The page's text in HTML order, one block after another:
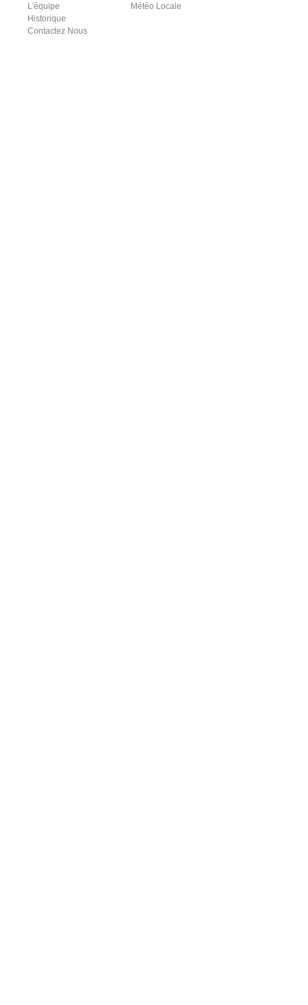
L'équipe
Historique
Contactez Nous
Météo Locale